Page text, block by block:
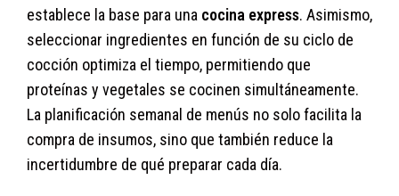
establece la base para una cocina express. Asimismo,
seleccionar ingredientes en función de su ciclo de
cocción optimiza el tiempo, permitiendo que
proteínas y vegetales se cocinen simultáneamente.
La planificación semanal de menús no solo facilita la
compra de insumos, sino que también reduce la
incertidumbre de qué preparar cada día.